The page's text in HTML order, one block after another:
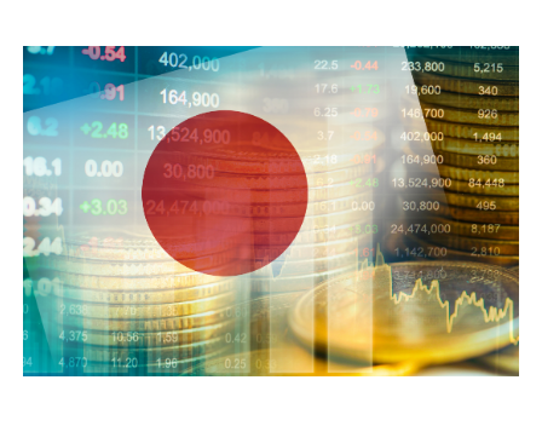
運営会社
ファミリーオフィスとは
関連書籍
メールマガジン登録
よくある質問